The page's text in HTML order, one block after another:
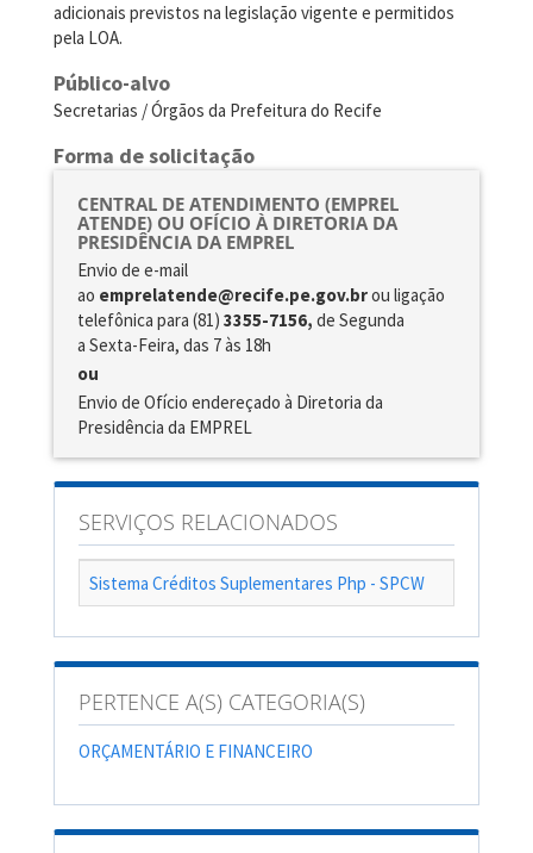
adicionais previstos na legislação vigente e permitidos
pela LOA.
Público-alvo
Secretarias / Órgãos da Prefeitura do Recife
Forma de solicitação
CENTRAL DE ATENDIMENTO (EMPREL
ATENDE) OU OFÍCIO À DIRETORIA DA
PRESIDÊNCIA DA EMPREL
Envio de e-mail
ao emprelatende@recife.pe.gov.brou ligação
telefônica para (81) 3355-7156, de Segunda
a Sexta-Feira, das 7 às 18h
ou
Envio de Ofício endereçado à Diretoria da
Presidência da EMPREL
SERVIÇOS RELACIONADOS
Sistema Créditos Suplementares Php - SPCW
PERTENCE A(S) CATEGORIA(S)
ORÇAMENTÁRIO E FINANCEIRO